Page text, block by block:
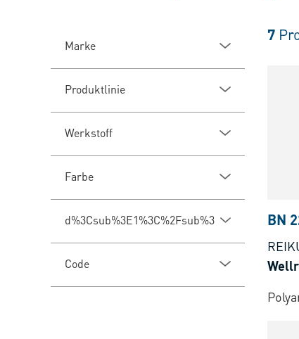
Marke
Produktlinie
Werkstoff
Farbe
d%3Csub%3E1%3C%2Fsub%3E
Code
7
BN